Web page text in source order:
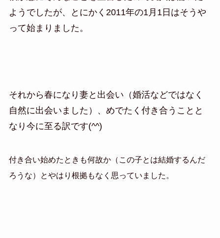
ようでしたが、とにかく2011年の1月1日はそうや
って始まりました。
それから春になり妻と出会い（婚活などではなく
自然に出会いました）、めでたく付き合うことと
なり今に至る訳です(^^)
付き合い始めたときも何故か（この子とは結婚するんだ
ろうな）とやはり根拠もなく思っていました。